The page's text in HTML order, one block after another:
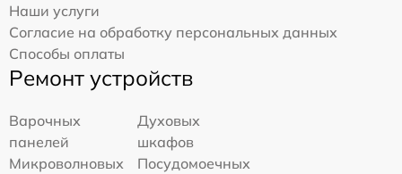
Наши услуги
Согласие на обработку персональных данных
Способы оплаты
Ремонт устройств
Варочных
панелей
Духовых
шкафов
Микроволновых
Посудомоечных